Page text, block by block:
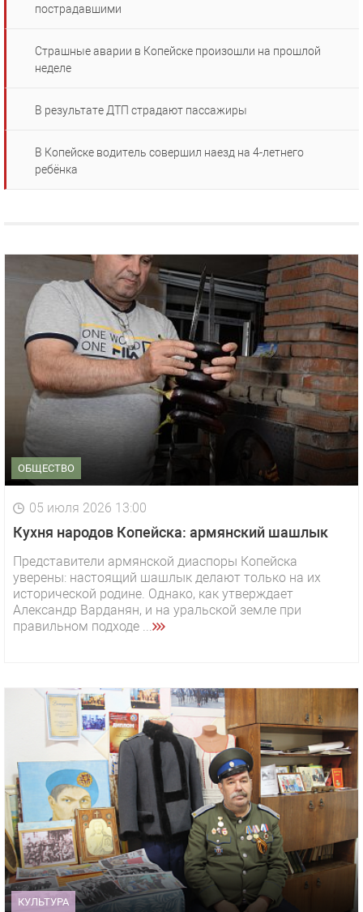
пострадавшими
Страшные аварии в Копейске произошли на прошлой
неделе
В результате ДТП страдают пассажиры
В Копейске водитель совершил наезд на 4-летнего
ребёнка
ОБЩЕСТВО
05 июля 2026 13:00
Кухня народов Копейска: армянский шашлык
Представители армянской диаспоры Копейска
уверены: настоящий шашлык делают только на их
исторической родине. Однако, как утверждает
Александр Варданян, и на уральской земле при
правильном подходе ...
КУЛЬТУРА